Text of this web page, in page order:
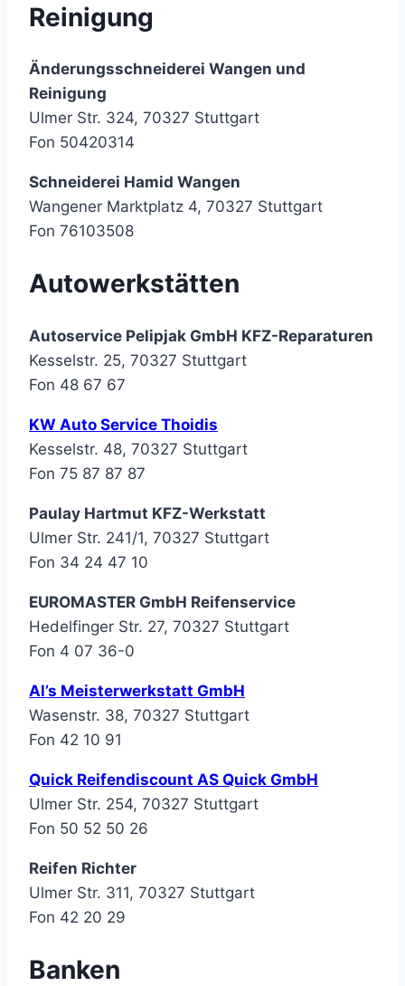
Reinigung
Änderungsschneiderei Wangen und
Reinigung
Ulmer Str. 324, 70327 Stuttgart
Fon 50420314
Schneiderei Hamid Wangen
Wangener Marktplatz 4, 70327 Stuttgart
Fon 76103508
Autowerkstätten
Autoservice Pelipjak GmbH KFZ-Reparaturen
Kesselstr. 25, 70327 Stuttgart
Fon 48 67 67
KW Auto Service Thoidis
Kesselstr. 48, 70327 Stuttgart
Fon 75 87 87 87
Paulay Hartmut KFZ-Werkstatt
Ulmer Str. 241/1, 70327 Stuttgart
Fon 34 24 47 10
EUROMASTER GmbH Reifenservice
Hedelfinger Str. 27, 70327 Stuttgart
Fon 4 07 36-0
Al’s Meisterwerkstatt GmbH
Wasenstr. 38, 70327 Stuttgart
Fon 42 10 91
Quick Reifendiscount AS Quick GmbH
Ulmer Str. 254, 70327 Stuttgart
Fon 50 52 50 26
Reifen Richter
Ulmer Str. 311, 70327 Stuttgart
Fon 42 20 29
Banken